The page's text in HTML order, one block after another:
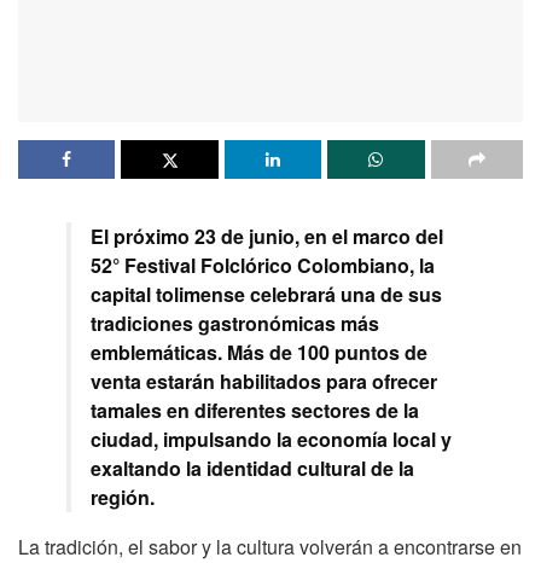
El próximo 23 de junio, en el marco del
52° Festival Folclórico Colombiano, la
capital tolimense celebrará una de sus
tradiciones gastronómicas más
emblemáticas. Más de 100 puntos de
venta estarán habilitados para ofrecer
tamales en diferentes sectores de la
ciudad, impulsando la economía local y
exaltando la identidad cultural de la
región.
La tradición, el sabor y la cultura volverán a encontrarse en